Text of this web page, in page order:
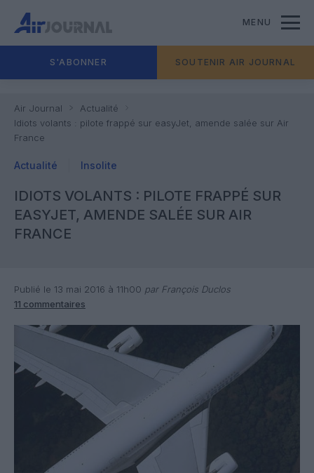
MENU
S'ABONNER SOUTENIR AIR JOURNAL
Air Journal
Actualité
Idiots volants : pilote frappé sur easyJet, amende salée sur Air
France
Actualité Insolite
IDIOTS VOLANTS : PILOTE FRAPPÉ SUR
EASYJET, AMENDE SALÉE SUR AIR
FRANCE
Publié le 13 mai 2016 à 11h00 par François Duclos
11 commentaires